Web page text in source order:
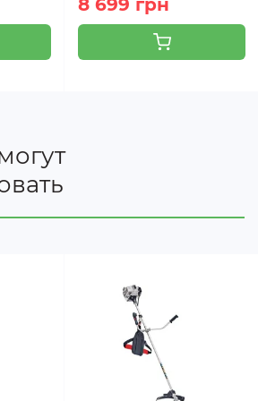
мотокосы.8 699 грн